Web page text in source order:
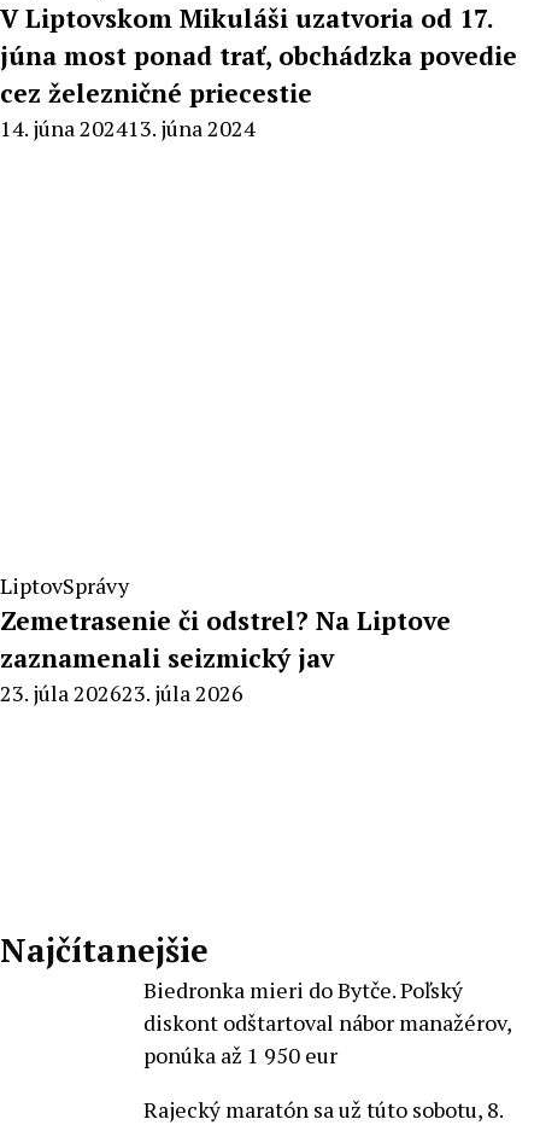
V Liptovskom Mikuláši uzatvoria od 17.
júna most ponad trať, obchádzka povedie
cez železničné priecestie
By
14. júna 202413. júna 2024
LiptovSprávy
Zemetrasenie či odstrel? Na Liptove
zaznamenali seizmický jav
By
23. júla 202623. júla 2026
Najčítanejšie
Biedronka mieri do Bytče. Poľský
diskont odštartoval nábor manažérov,
ponúka až 1 950 eur
Rajecký maratón sa už túto sobotu, 8.